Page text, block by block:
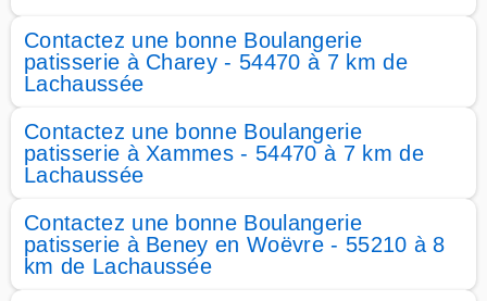
Contactez une bonne Boulangerie
patisserie à Charey - 54470 à 7 km de
Lachaussée
Contactez une bonne Boulangerie
patisserie à Xammes - 54470 à 7 km de
Lachaussée
Contactez une bonne Boulangerie
patisserie à Beney en Woëvre - 55210 à 8
km de Lachaussée